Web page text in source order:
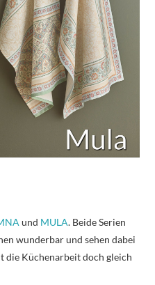
und MULA. Beide Serien
wunderbar und sehen dabei
die Küchenarbeit doch gleich